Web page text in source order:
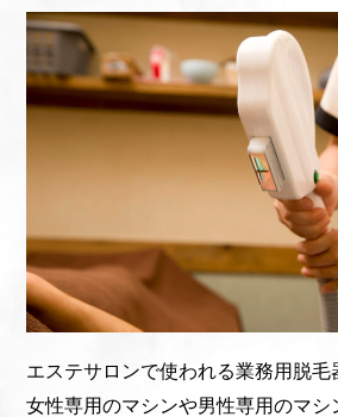
エステサロンで使われる業務用脱毛
女性専用のマシンや男性専用のマシ